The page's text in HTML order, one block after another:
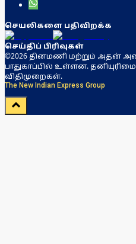
செயலிகளை பதிவிறக்க
செய்திப் பிரிவுகள்
©2026 தினமணி மற்றும் அதன்
பாதுகாப்பில் உள்ளன.
விதிமுறைகள்.
The New Indian Express Group